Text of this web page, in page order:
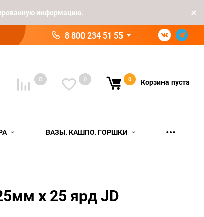
информацию.
8 800 234 51 55
0 0 0 Корзина пуста
ВАЗЫ. КАШПО. ГОРШКИ
х 25 ярд JD